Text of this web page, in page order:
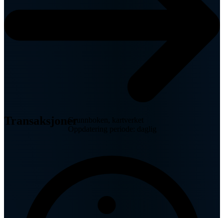
TransaksjonerGrunnboken, kartverket
Oppdatering periode: daglig